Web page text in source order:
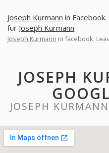
Joseph Kurmann in
für Joseph Kurmann
Joseph Kurmann in facebook.
JOSEPH
JOSEPH